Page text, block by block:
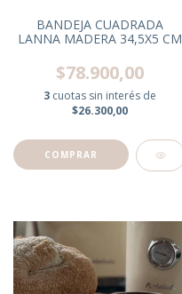
BANDEJA CUADRADA
LANNA MADERA 34,5X5 CM
$78.900,00
3 cuotas sin interés de
$26.300,00